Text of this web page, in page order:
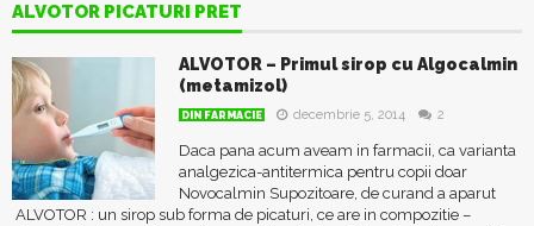
ALVOTOR PICATURI PRET
ALVOTOR – Primul sirop cu Algocalmin
(metamizol)
DIN FARMACIE decembrie 5, 2014 2
Daca pana acum aveam in farmacii, ca varianta
analgezica-antitermica pentru copii doar
Novocalmin Supozitoare, de curand a aparut
ALVOTOR : un sirop sub forma de picaturi, ce are in compozitie –